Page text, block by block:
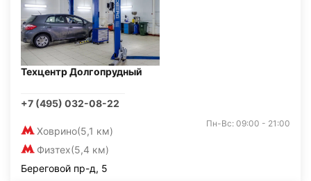
Техцентр Долгопрудный
+7 (495) 032-08-22
Ховрино(5,1 км)
Физтех(5,4 км)
Пн-Вс: 09:00 - 21:00
Береговой пр-д, 5